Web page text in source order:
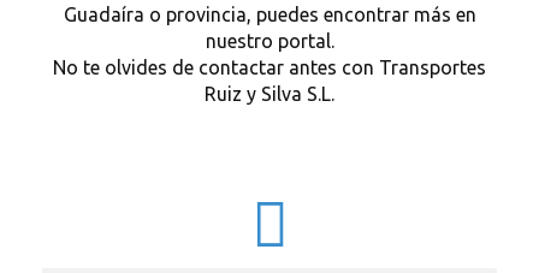
Guadaíra o provincia, puedes encontrar más en
nuestro portal.
No te olvides de contactar antes con Transportes
Ruiz y Silva S.L.